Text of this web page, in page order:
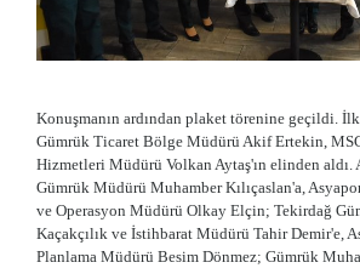
Konuşmanın ardından plaket törenine geçildi.
Gümrük Ticaret Bölge Müdürü Akif Ertekin,
Hizmetleri Müdürü Volkan Aytaş'ın elinden aldı.
Gümrük Müdürü Muhamber Kılıçaslan'a,
ve Operasyon Müdürü Olkay Elçin; Tekirdağ
Kaçakçılık ve İstihbarat Müdürü Tahir Demir'e,
Planlama Müdürü Besim Dönmez; Gümrük